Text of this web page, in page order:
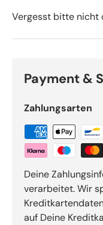
Vergesst bitte nicht
Payment &
Zahlungsarten
Deine
verarbeitet. Wir
auf Deine